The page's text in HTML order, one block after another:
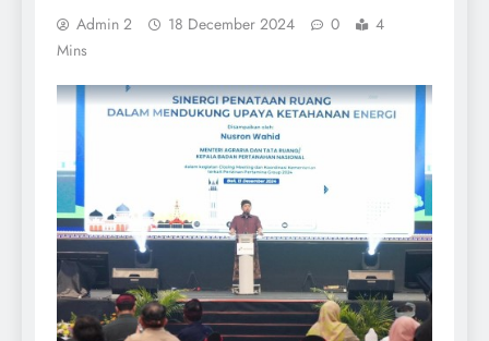
Admin 2 18 December 2024 0
4
Mins